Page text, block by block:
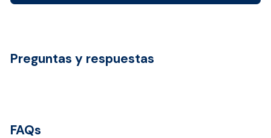
Preguntas y respuestas
FAQs